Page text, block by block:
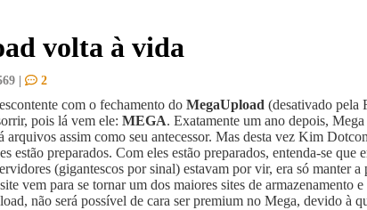
volta à vida
| 2
com o fechamento do MegaUpload (desativado pela
pois lá vem ele: MEGA. Exatamente um ano depois,
arquivos assim como seu antecessor. Mas desta vez Kim
estão preparados. Com eles estão preparados, entenda-se
(gigantescos por sinal) estavam por vir, era só
vem para se tornar um dos maiores sites de
não será possível de cara ser premium no Mega, devido à